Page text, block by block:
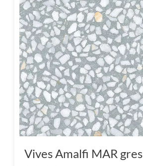
Vives Amalfi MAR gres